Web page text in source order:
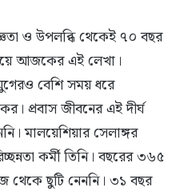
ও উপলব্ধি থেকেই ৭০ বছর
আজকের এই লেখা।
বেশি সময় ধরে
প্রবাস জীবনের এই দীর্ঘ
মালয়েশিয়ার সেলাঙ্গর
কর্মী তিনি। বছরের ৩৬৫
থেকে ছুটি নেননি। ৩১ বছর